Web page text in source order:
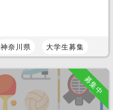
神奈川県 大学生募集
募集中